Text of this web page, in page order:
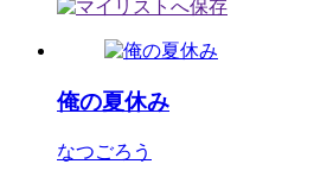
俺の夏休み
なつごろう